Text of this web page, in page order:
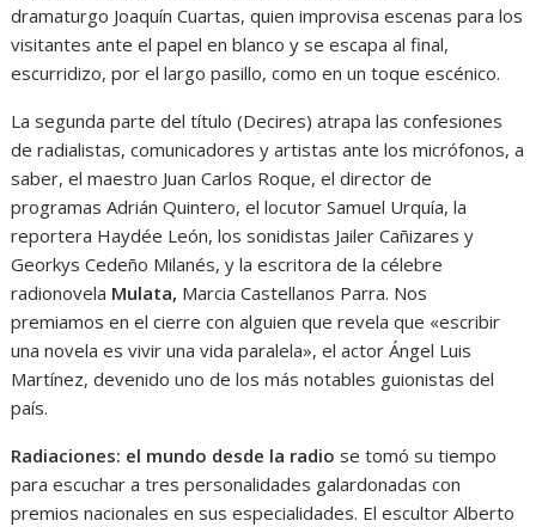
dramaturgo Joaquín Cuartas, quien improvisa escenas para los
visitantes ante el papel en blanco y se escapa al final,
escurridizo, por el largo pasillo, como en un toque escénico.
La segunda parte del título (Decires) atrapa las confesiones
de radialistas, comunicadores y artistas ante los micrófonos, a
saber, el maestro Juan Carlos Roque, el director de
programas Adrián Quintero, el locutor Samuel Urquía, la
reportera Haydée León, los sonidistas Jailer Cañizares y
Georkys Cedeño Milanés, y la escritora de la célebre
radionovela Mulata, Marcia Castellanos Parra. Nos
premiamos en el cierre con alguien que revela que «escribir
una novela es vivir una vida paralela», el actor Ángel Luis
Martínez, devenido uno de los más notables guionistas del
país.
Radiaciones: el mundo desde la radio se tomó su tiempo
para escuchar a tres personalidades galardonadas con
premios nacionales en sus especialidades. El escultor Alberto